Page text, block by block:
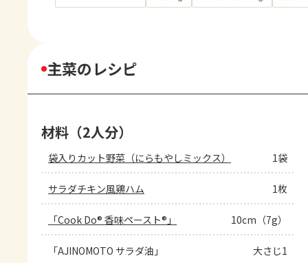
主菜のレシピ
材料（2人分）
袋入りカット野菜（にらもやしミックス） 1袋
サラダチキン風鶏ハム 1枚
「Cook Do® 香味ペースト®」 10cm（7g）
「AJINOMOTO サラダ油」 大さじ1